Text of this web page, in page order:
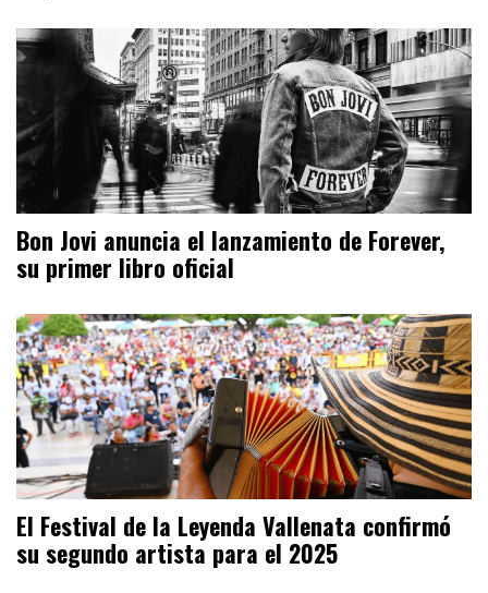
Bon Jovi anuncia el lanzamiento de Forever,
su primer libro oficial
El Festival de la Leyenda Vallenata confirmó
su segundo artista para el 2025